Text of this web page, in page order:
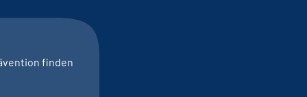
finden